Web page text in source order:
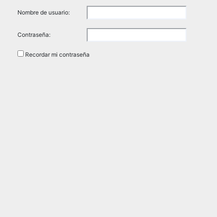
Nombre de usuario:
Contraseña:
Recordar mi contraseña